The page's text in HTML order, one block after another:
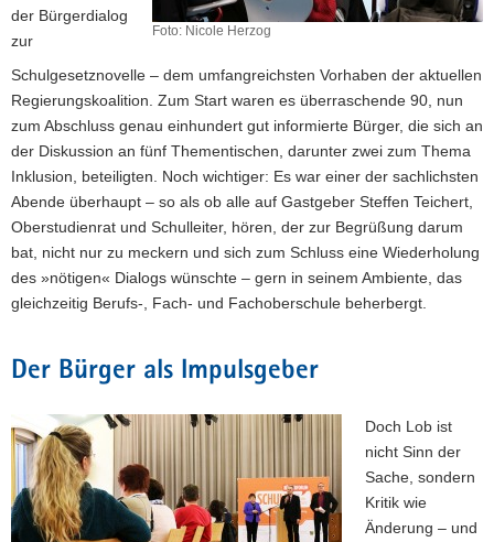
Foto: Nicole Herzog
der Bürgerdialog
zur
Schulgesetznovelle – dem umfangreichsten Vorhaben der aktuellen
Regierungskoalition. Zum Start waren es überraschende 90, nun
zum Abschluss genau einhundert gut informierte Bürger, die sich an
der Diskussion an fünf Thementischen, darunter zwei zum Thema
Inklusion, beteiligten. Noch wichtiger: Es war einer der sachlichsten
Abende überhaupt – so als ob alle auf Gastgeber Steffen Teichert,
Oberstudienrat und Schulleiter, hören, der zur Begrüßung darum
bat, nicht nur zu meckern und sich zum Schluss eine Wiederholung
des »nötigen« Dialogs wünschte – gern in seinem Ambiente, das
gleichzeitig Berufs-, Fach- und Fachoberschule beherbergt.
Der Bürger als Impulsgeber
Doch Lob ist
nicht Sinn der
Sache, sondern
Kritik wie
Änderung – und